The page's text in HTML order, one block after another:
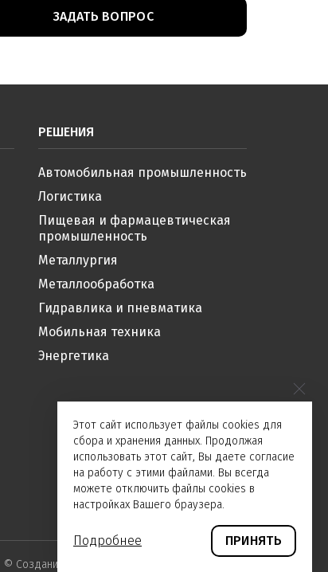
ЗАДАТЬ ВОПРОС
РЕШЕНИЯ
Автомобильная промышленность
Логистика
Пищевая и фармацевтическая
промышленность
Металлургия
Металлообработка
Гидравлика и пневматика
Мобильная техника
Энергетика
© Создание сайта и дизайн «Инфодизайн»
Этот сайт использует файлы cookies для
сбора и хранения данных. Продолжая
использовать этот сайт, Вы даете согласие
на работу с этими файлами. Вы всегда
можете отключить файлы cookies в
настройках Вашего браузера.
Подробнее ПРИНЯТЬ